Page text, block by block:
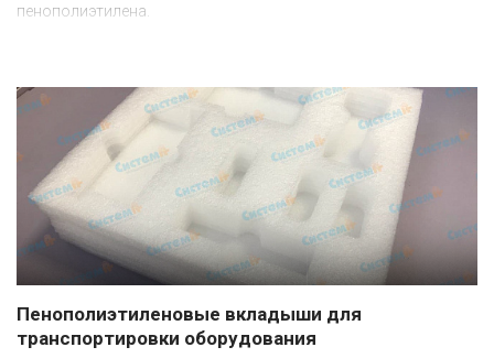
пенополиэтилена.
Пенополиэтиленовые вкладыши для
транспортировки оборудования